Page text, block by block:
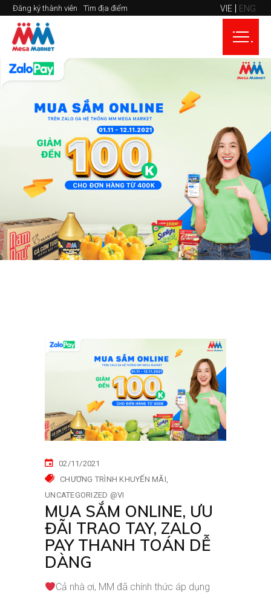
Đăng ký thành viên Tìm địa điểm VIE ENG
02/11/2021
CHƯƠNG TRÌNH KHUYẾN MÃI
UNCATEGORIZED @VI
MUA SẮM ONLINE, ƯU
ĐÃI TRAO TAY, ZALO
PAY THANH TOÁN DỄ
DÀNG
Cả nhà ơi, MM đã chính thức áp dụng